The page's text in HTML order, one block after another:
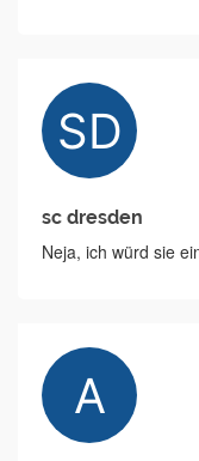
sc dresden
Neja, ich würd sie